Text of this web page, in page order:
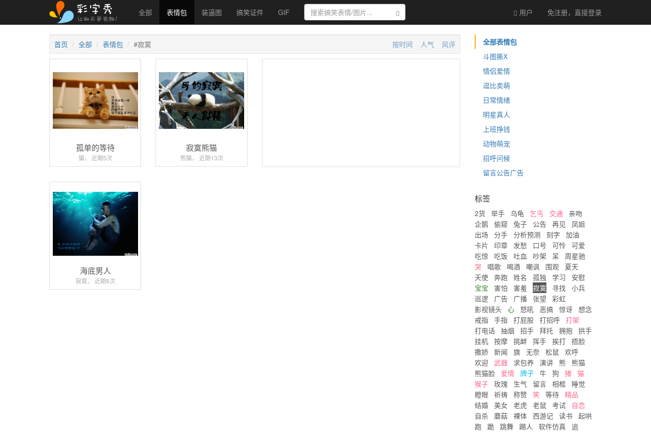
全部 表情包 装逼图 搞笑证件 GIF 搜索 用户 免注册，直接登录
首页 全部 表情包 #寂寞 按时间 人气 风评
孤单的等待
猫， 近期5次
寂寞熊猫
熊猫， 近期13次
海底男人
寂寞， 近期8次
全部表情包
斗图撕X
情侣爱情
逗比卖萌
日常情绪
明星真人
上班挣钱
动物萌宠
招呼问候
留言公告广告
标签
2货 举手 乌龟 乞丐 交通
亲吻
企鹅
偷窥 兔子 公告 再见
凤姐
出场
分手 分析预测 刻字
加油
卡片
印章 发愁 口号 可怜
可爱
吃惊
吃饭 吐血 吵架 呆
周星驰
哭
唱歌 喝酒 嘲讽 围观
夏天
天使
奔跑 姓名 孤独 学习
安慰
宝宝
害怕 害羞 寂寞 寻找
小兵
巡逻
广告 广播 张望
彩虹
影视镜头
心 怒吼 恶搞 惊讶
想念
戒指
手指 打屁股 打招呼
打架
打电话
抽烟 招手 拜托 拥抱
拱手
挂机
按摩 挑衅 挥手 挨打
捂脸
撒娇
新闻 旗 无奈 松鼠
欢呼
欢迎
武器 求包养 演讲 熊
熊猫
熊猫脸
爱情 牌子 牛 狗 猪
猫
猴子
玫瑰 生气 留言 相框
睡觉
瞪眼
祈祷 称赞 笑 等待
精品
结婚
美女 老虎 老鼠 考试
自恋
自杀
蘑菇 裸体 西游记 读书
起哄
跑
跪 跳舞 踢人 软件仿真
追